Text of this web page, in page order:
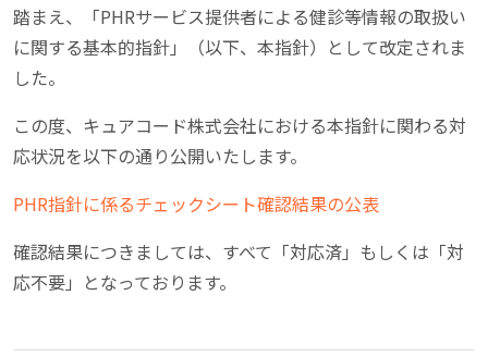
踏まえ、「PHRサービス提供者による健診等情報の取扱い
に関する基本的指針」（以下、本指針）として改定されま
した。
この度、キュアコード株式会社における本指針に関わる対
応状況を以下の通り公開いたします。
PHR指針に係るチェックシート確認結果の公表
確認結果につきましては、すべて「対応済」もしくは「対
応不要」となっております。